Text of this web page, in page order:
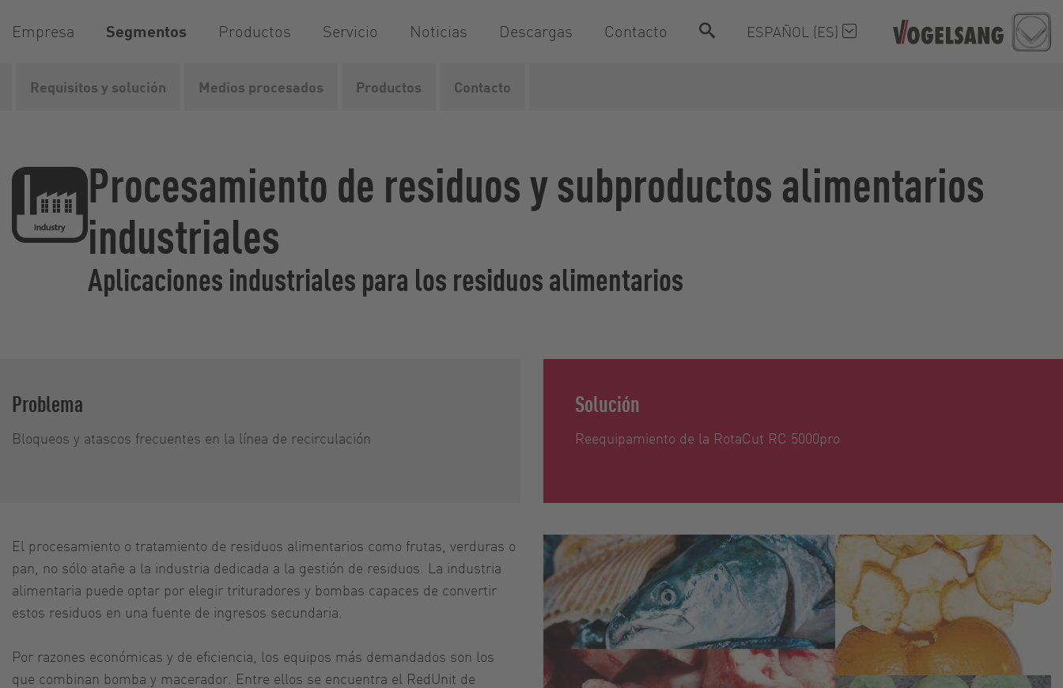
Empresa Segmentos Productos Servicio Noticias Descargas Contacto ESPAÑOL (ES)
Vogelsang Segmentos Industria Ámbitos de aplicación Industria alimentaria
Procesamiento de residuos y subproductos alimentarios
industriales
Aplicaciones industriales para los residuos alimentarios
Requisitos y solución Medios procesados Productos Contacto
Problema
Bloqueos y atascos frecuentes en la línea de recirculación
Solución
Reequipamiento de la RotaCut RC 5000pro
El procesamiento o tratamiento de residuos alimentarios como frutas, verduras o
pan, no sólo atañe a la industria dedicada a la gestión de residuos. La industria
alimentaria puede optar por elegir trituradores y bombas capaces de convertir
estos residuos en una fuente de ingresos secundaria.
Por razones económicas y de eficiencia, los equipos más demandados son los
que combinan bomba y macerador. Entre ellos se encuentra el RedUnit de